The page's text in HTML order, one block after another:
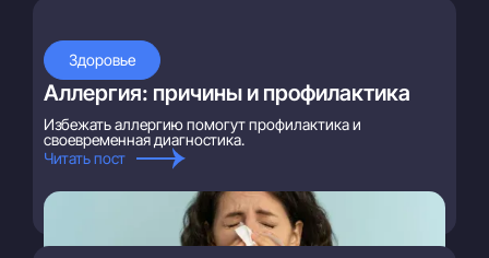
Здоровье
Аллергия: причины и профилактика
Избежать аллергию помогут профилактика и
своевременная диагностика.
Читать пост